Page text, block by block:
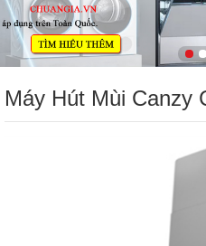
Máy Hút Mùi Canzy